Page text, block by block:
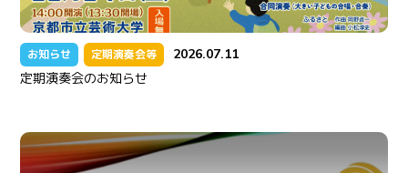
お知らせ 定期演奏会等 2026.07.11
定期演奏会のお知らせ